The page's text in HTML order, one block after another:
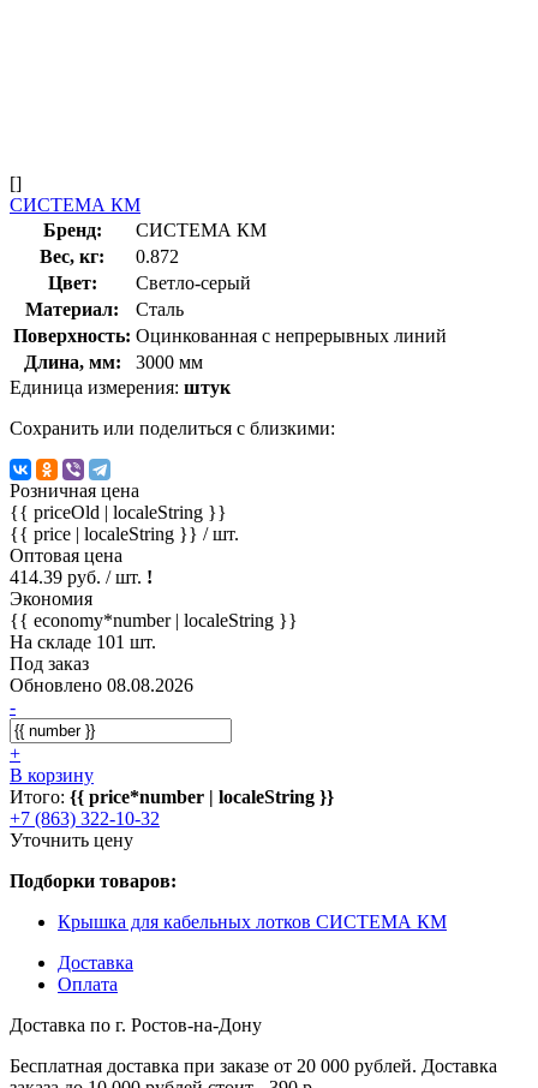
[]
СИСТЕМА КМ
Бренд:
СИСТЕМА КМ
Вес, кг:
0.872
Цвет:
Светло-серый
Материал:
Сталь
Поверхность: Оцинкованная с непрерывных линий
Длина, мм:
3000 мм
Единица измерения: штук
Сохранить или поделиться с близкими:
Розничная цена
{{ priceOld | localeString }}
{{ price | localeString }} / шт.
Оптовая цена
414.39 руб. / шт. !
Экономия
{{ economy*number | localeString }}
На складе 101 шт.
Под заказ
Обновлено 08.08.2026
-
+
В корзину
Итого: {{ price*number | localeString }}
+7 (863) 322-10-32
Уточнить цену
Подборки товаров:
Крышка для кабельных лотков СИСТЕМА КМ
Доставка
Оплата
Доставка по г. Ростов-на-Дону
Бесплатная доставка при заказе от 20 000 рублей. Доставка